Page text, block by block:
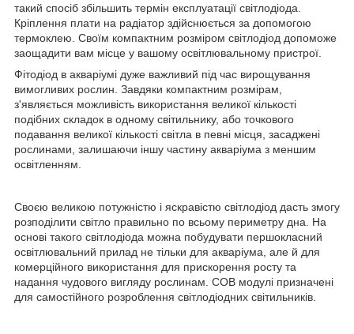
такий спосіб збільшить термін експлуатації світлодіода.
Кріплення плати на радіатор здійснюється за допомогою
термоклею. Своїм компактним розміром світлодіод допоможе
заощадити вам місце у вашому освітлювальному пристрої.
Фітодіод в акваріумі дуже важливий під час вирощування
вимогливих рослин. Завдяки компактним розмірам,
з'являється можливість використання великої кількості
подібних складок в одному світильнику, або точкового
подавання великої кількості світла в певні місця, засаджені
рослинами, залишаючи іншу частину акваріума з меншим
освітленням.
Своєю великою потужністю і яскравістю світлодіод дасть змогу
розподілити світло правильно по всьому периметру дна. На
основі такого світлодіода можна побудувати першокласний
освітлювальний прилад не тільки для акваріума, але й для
комерційного використання для прискорення росту та
надання чудового вигляду рослинам. COB модулі призначені
для самостійного розроблення світлодіодних світильників.